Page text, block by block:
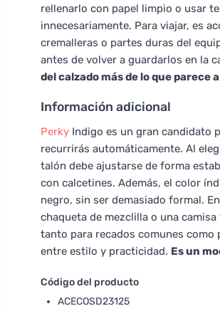
rellenarlo con papel limpio o usar
innecesariamente. Para viajar, es
cremalleras o partes duras del
antes de volver a guardarlos en la
del calzado más de lo que parece
Información adicional
Perky Indigo es un gran candidato
recurrirás automáticamente. Al
talón debe ajustarse de forma
con calcetines. Además, el color
negro, sin ser demasiado formal.
chaqueta de mezclilla o una
tanto para recados comunes como
entre estilo y practicidad. Es un
Código del producto
ACECOSD23125